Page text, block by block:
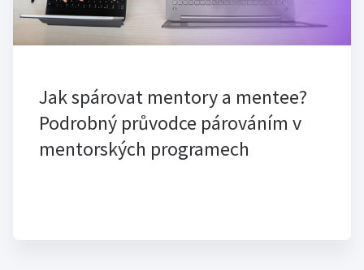
Jak spárovat mentory a mentee?
Podrobný průvodce párováním v
mentorských programech